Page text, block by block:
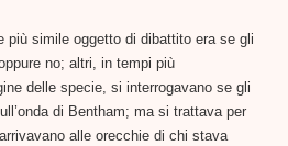
più simile oggetto di dibattito era se gli
no; altri, in tempi più
delle specie, si interrogavano se gli
di Bentham; ma si trattava per
alle orecchie di chi stava